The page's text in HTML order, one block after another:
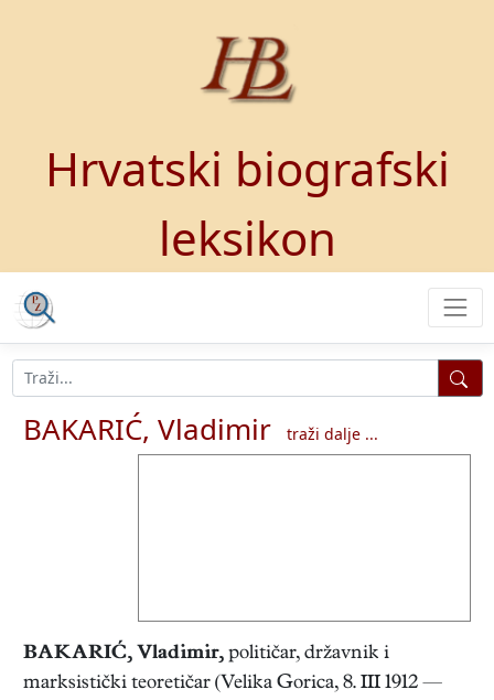
Hrvatski biografski
leksikon
BAKARIĆ, Vladimir traži dalje ...
BAKARIĆ, Vladimir, političar, državnik i
marksistički teoretičar (Velika Gorica, 8. III 1912 —